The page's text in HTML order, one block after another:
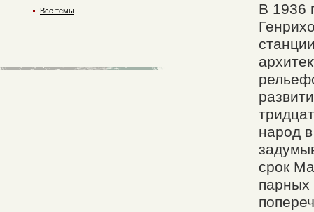
В 1936
народ
срок
парных
Все темы